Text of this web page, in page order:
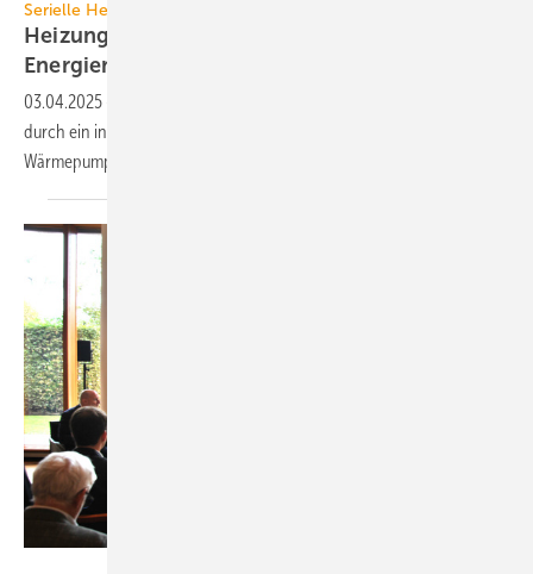
Serielle Heizungssanierung
Heizungswende mit industriell vor­ge­fertig­tem
Energiemodul
03.04.2025
durch ein in­dus­triell vor­ge­fertig­tes Energie­modul mit 4 Luft/Wasser-
Wärme­pumpen von Daikin